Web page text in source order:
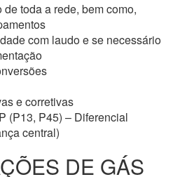
toda a rede, bem como,
com laudo e se necessário
e corretivas
(P13, P45) – Diferencial
central)
DE GÁS